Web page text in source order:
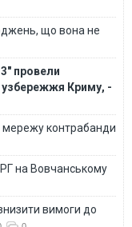
що вона не
провели
узбережжя Криму, -
мережу контрабанди
на Вовчанському
вимоги до